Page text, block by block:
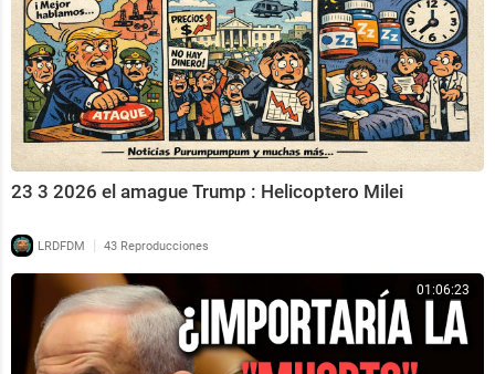
23 3 2026 el amague Trump : Helicoptero Milei
LRDFDM | 43 Reproducciones
01:06:23